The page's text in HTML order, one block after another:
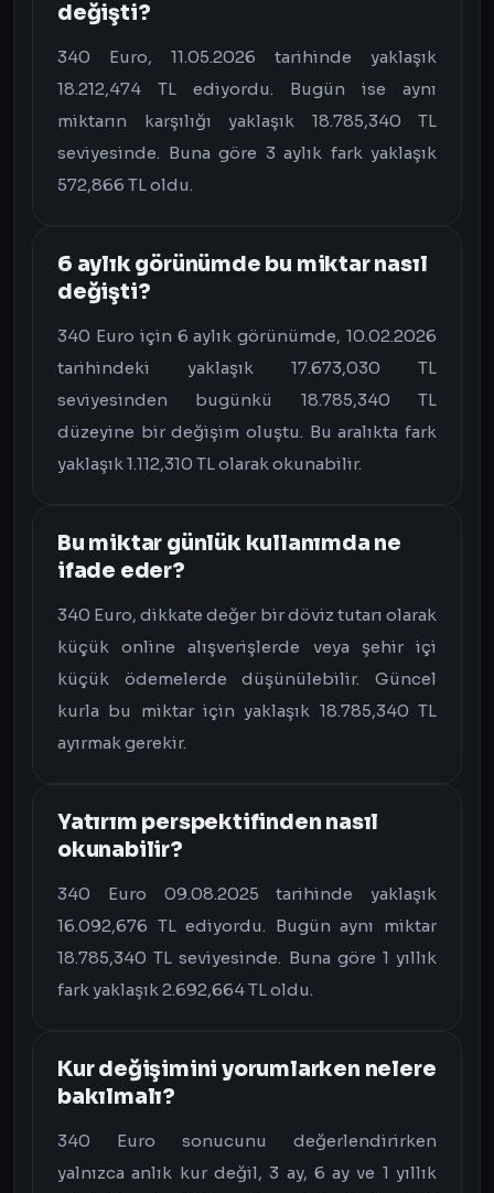
değişti?
340 Euro, 11.05.2026 tarihinde yaklaşık
18.212,474 TL ediyordu. Bugün ise aynı
miktarın karşılığı yaklaşık 18.785,340 TL
seviyesinde. Buna göre 3 aylık fark yaklaşık
572,866 TL oldu.
6 aylık görünümde bu miktar nasıl
değişti?
340 Euro için 6 aylık görünümde, 10.02.2026
tarihindeki yaklaşık 17.673,030 TL
seviyesinden bugünkü 18.785,340 TL
düzeyine bir değişim oluştu. Bu aralıkta fark
yaklaşık 1.112,310 TL olarak okunabilir.
Bu miktar günlük kullanımda ne
ifade eder?
340 Euro, dikkate değer bir döviz tutarı olarak
küçük online alışverişlerde veya şehir içi
küçük ödemelerde düşünülebilir. Güncel
kurla bu miktar için yaklaşık 18.785,340 TL
ayırmak gerekir.
Yatırım perspektifinden nasıl
okunabilir?
340 Euro 09.08.2025 tarihinde yaklaşık
16.092,676 TL ediyordu. Bugün aynı miktar
18.785,340 TL seviyesinde. Buna göre 1 yıllık
fark yaklaşık 2.692,664 TL oldu.
Kur değişimini yorumlarken nelere
bakılmalı?
340 Euro sonucunu değerlendirirken
yalnızca anlık kur değil, 3 ay, 6 ay ve 1 yıllık